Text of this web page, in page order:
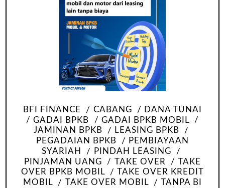
BFI FINANCE CABANG
DANA TUNAI
GADAI BPKB
GADAI BPKB MOBIL
JAMINAN BPKB
LEASING BPKB
PEGADAIAN BPKB
PEMBIAYAAN
SYARIAH
PINDAH LEASING
PINJAMAN UANG
TAKE OVER
TAKE
OVER BPKB MOBIL
TAKE OVER KREDIT
MOBIL
TAKE OVER MOBIL
TANPA BI